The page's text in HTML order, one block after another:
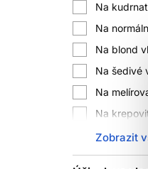
Na
Na
Na blond
Na šedivé
Na
Na
Na
Na křehké
Zobrazit